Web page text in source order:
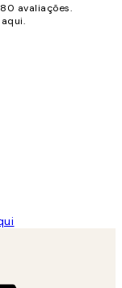
avaliações.